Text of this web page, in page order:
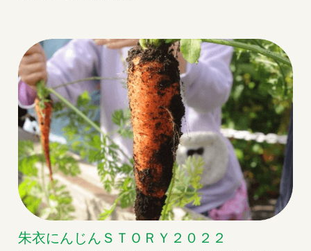
朱衣にんじんＳＴＯＲＹ２０２２